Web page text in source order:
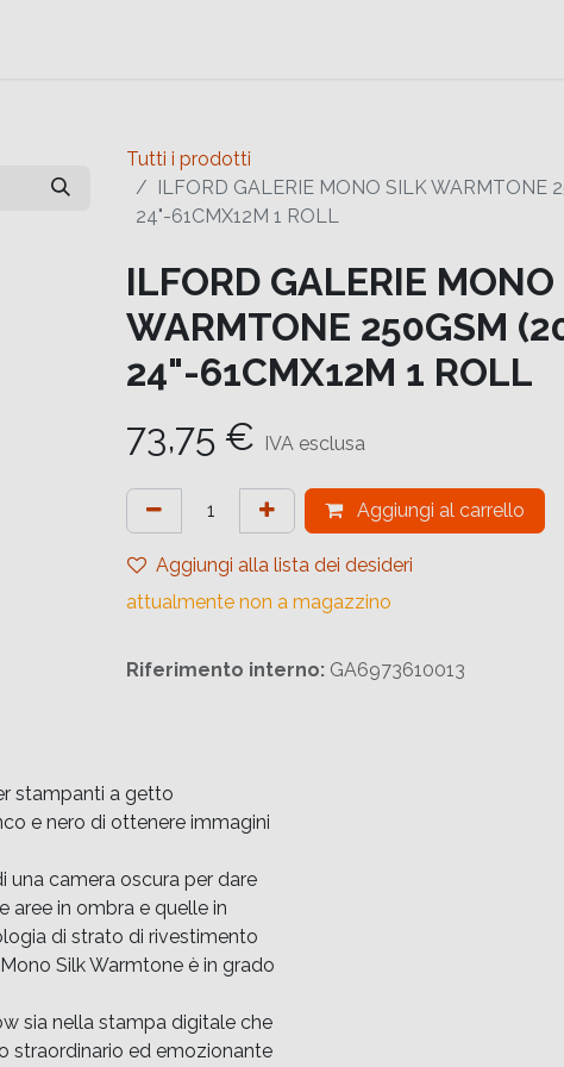
Tutti i prodotti
ILFORD GALERIE MONO SILK WARMTONE
24"-61CMX12M 1 ROLL
ILFORD GALERIE
WARMTONE 250GSM
24"-61CMX12M 1 ROLL
73,75 € IVA esclusa
Aggiungi al carrello
Aggiungi alla lista dei desideri
attualmente non a magazzino
Riferimento interno: GA6973610013
stampanti a getto
e nero di ottenere immagini
una camera oscura per dare
aree in ombra e quelle in
di strato di rivestimento
Silk Warmtone è in grado
sia nella stampa digitale che
straordinario ed emozionante